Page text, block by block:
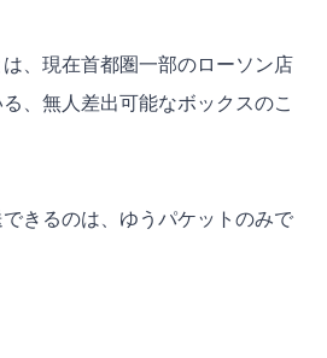
は、現在首都圏一部のローソン店
、無人差出可能なボックスのこ
きるのは、ゆうパケットのみで